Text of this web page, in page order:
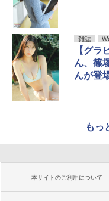
雑誌
【グラ
ん、篠
んが登
もっ
本サイトのご利用について